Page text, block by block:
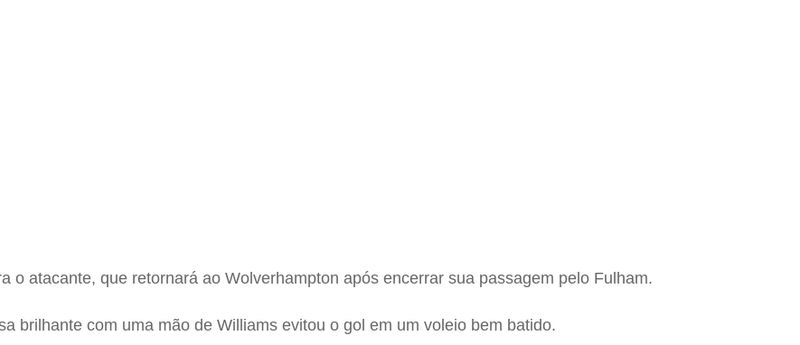
o atacante, que retornará ao Wolverhampton após encerrar sua passagem pelo Fulham.
brilhante com uma mão de Williams evitou o gol em um voleio bem batido.